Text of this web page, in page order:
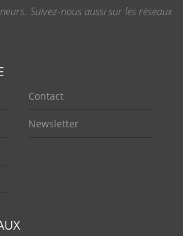
Suivez-nous aussi sur les réseaux
Contact
Newsletter